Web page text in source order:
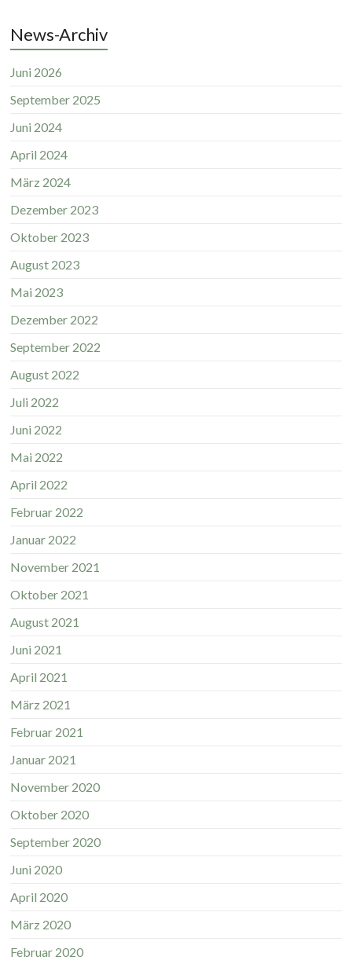
News-Archiv
Juni 2026
September 2025
Juni 2024
April 2024
März 2024
Dezember 2023
Oktober 2023
August 2023
Mai 2023
Dezember 2022
September 2022
August 2022
Juli 2022
Juni 2022
Mai 2022
April 2022
Februar 2022
Januar 2022
November 2021
Oktober 2021
August 2021
Juni 2021
April 2021
März 2021
Februar 2021
Januar 2021
November 2020
Oktober 2020
September 2020
Juni 2020
April 2020
März 2020
Februar 2020